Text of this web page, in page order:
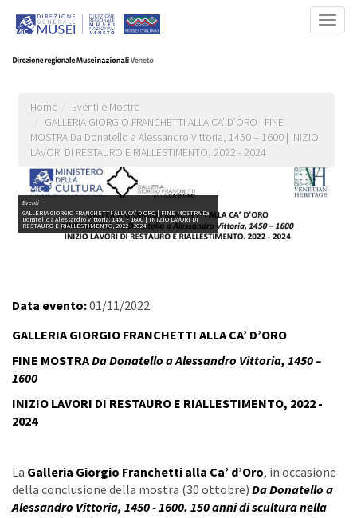
principale
Home
Eventi e Mostre
GALLERIA GIORGIO FRANCHETTI ALLA CA’ D’ORO | FINE
MOSTRA Da Donatello a Alessandro Vittoria, 1450 – 1600 | INIZIO
LAVORI DI RESTAURO E RIALLESTIMENTO, 2022 - 2024
Eventi
GALLERIA GIORGIO FRANCHETTI ALLA CA’ D’ORO | FINE MOSTRA Da
Donatello a Alessandro Vittoria, 1450 – 1600 | INIZIO LAVORI DI
RESTAURO E RIALLESTIMENTO, 2022 - 2024
Data evento:01/11/2022
GALLERIA GIORGIO FRANCHETTI ALLA CA’ D’ORO
FINE MOSTRADa Donatello a Alessandro Vittoria, 1450 –
1600
INIZIO LAVORI DI RESTAURO E RIALLESTIMENTO, 2022 -
2024
La Galleria Giorgio Franchetti alla Ca’ d’Oro, in occasione
della conclusione della mostra (30 ottobre) Da Donatello a
Alessandro Vittoria, 1450 - 1600. 150 anni di scultura nella